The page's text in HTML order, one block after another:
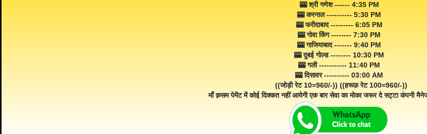
🎰 श्री गणेश ------ 4:35 PM
🎰 करनाल ---------- 5:30 PM
🎰 फरीदाबाद --------- 6:05 PM
🎰 गोवा किंग -------- 7:30 PM
🎰 गाजियाबाद ------- 9:40 PM
🎰 दुबई गोल्ड -------- 10:30 PM
🎰 गली ----------- 11:40 PM
🎰 दिसावर ---------- 03:00 AM
((जोड़ी रेट 10=960/-)) ((हरूफ़ रेट 100=960/-))
माँ क़सम पेमेंट में कोई दिक्कत नहीं आयेगी एक बार सेवा का मोका जरूर दे सट्टा कंपनी